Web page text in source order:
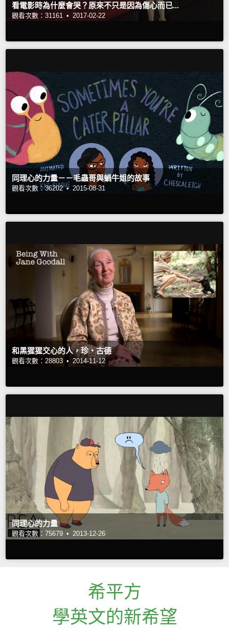
看電影時為什麼會哭？原來不只是因為傷心而已...
觀看次數：31161 • 2017-02-22
同理心的力量－－毛蟲哥與蝸牛姐的故事
觀看次數：36202 • 2015-08-31
和黑猩猩交心的人，珍‧古德
觀看次數：28803 • 2014-11-12
同理心的力量
觀看次數：75679 • 2013-12-26
希平方
學英文的新希望